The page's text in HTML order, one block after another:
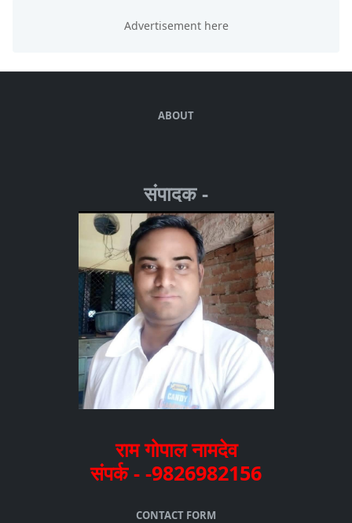
ABOUT
संपादक -
राम गोपाल नामदेव
संपर्क - -9826982156
CONTACT FORM